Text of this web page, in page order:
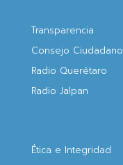
Transparencia
Consejo Ciudadano
Radio Querétaro
Radio Jalpan
Ética e Integridad